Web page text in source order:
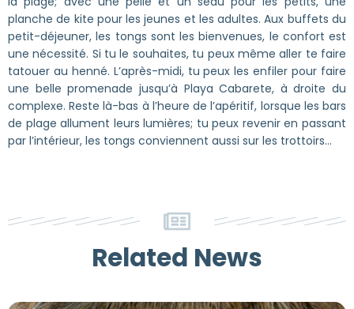
planche de kite pour les jeunes et les adultes. Aux buffets du
petit-déjeuner, les tongs sont les bienvenues, le confort est
une nécessité. Si tu le souhaites, tu peux même aller te faire
tatouer au henné. L’après-midi, tu peux les enfiler pour faire
une belle promenade jusqu’à Playa Cabarete, à droite du
complexe. Reste là-bas à l’heure de l’apéritif, lorsque les bars
de plage allument leurs lumières; tu peux revenir en passant
par l’intérieur, les tongs conviennent aussi sur les trottoirs…
Related News